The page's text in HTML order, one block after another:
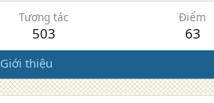
Tương tác
503
Điểm
63
Giới thiệu